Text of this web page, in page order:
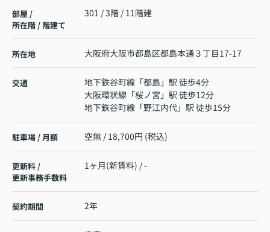
部屋 /
所在階 / 階建て
301 / 3階 / 11階建
所在地 大阪府大阪市都島区都島本通 ３丁目17-17
交通 地下鉄谷町線 「都島」駅 徒歩4分
大阪環状線 「桜ノ宮 」駅 徒歩12分
地下鉄谷町線 「野江内代」駅 徒歩15分
駐車場 / 月額 空無 / 18,700円 (税込)
更新料 /
更新事務手数料
1ヶ月(新賃料) / -
契約期間 2年